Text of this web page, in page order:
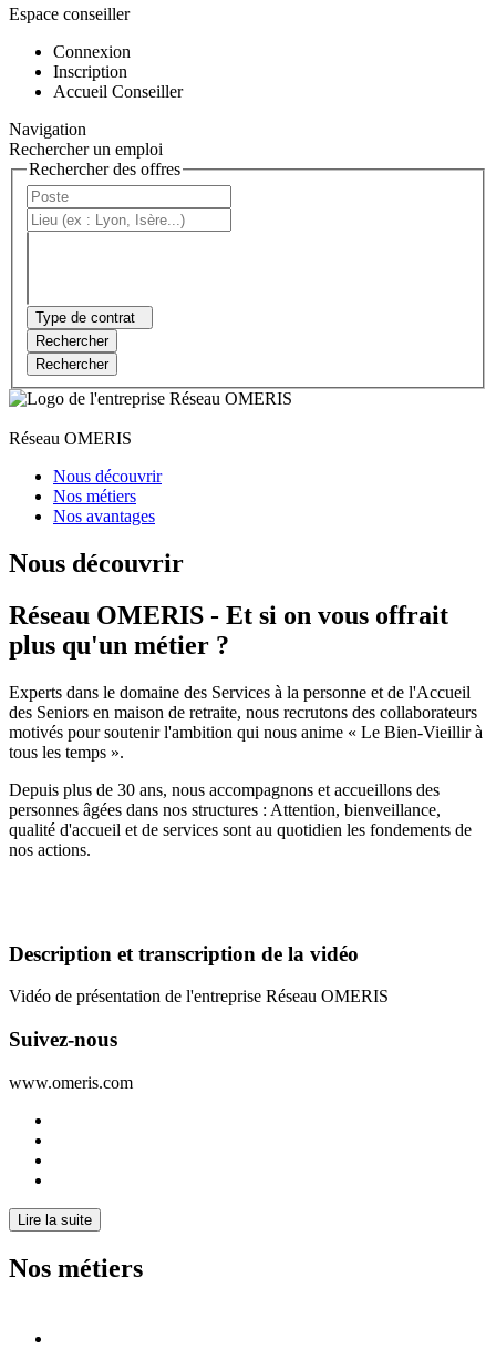
Espace conseiller
Connexion
Inscription
Accueil Conseiller
Navigation
Rechercher un emploi
Rechercher des offres
Type de contrat
Rechercher
Rechercher
Réseau OMERIS
Nous découvrir
Nos métiers
Nos avantages
Nous découvrir
Réseau OMERIS - Et si on vous offrait
plus qu'un métier ?
Experts dans le domaine des Services à la personne et de l'Accueil
des Seniors en maison de retraite, nous recrutons des collaborateurs
motivés pour soutenir l'ambition qui nous anime « Le Bien-Vieillir à
tous les temps ».
Depuis plus de 30 ans, nous accompagnons et accueillons des
personnes âgées dans nos structures : Attention, bienveillance,
qualité d'accueil et de services sont au quotidien les fondements de
nos actions.
Description et transcription de la vidéo
Vidéo de présentation de l'entreprise Réseau OMERIS
Suivez-nous
www.omeris.com
Lire la suite
Nos métiers